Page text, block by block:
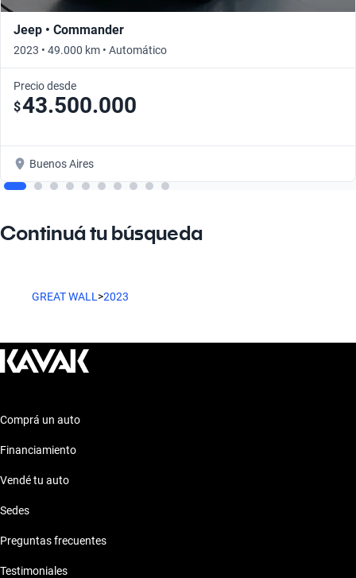
Jeep • Commander
2023 • 49.000 km • Automático
Precio desde
$43.500.000
Buenos Aires
Continuá tu búsqueda
GREAT WALL >2023
Comprá un auto
Financiamiento
Vendé tu auto
Sedes
Preguntas frecuentes
Testimoniales